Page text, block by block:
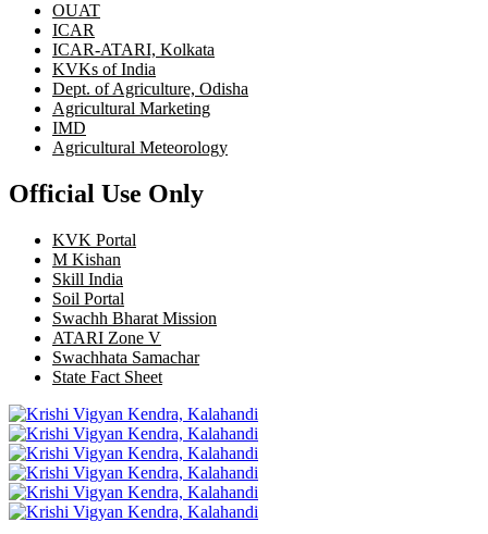
OUAT
ICAR
ICAR-ATARI, Kolkata
KVKs of India
Dept. of Agriculture, Odisha
Agricultural Marketing
IMD
Agricultural Meteorology
Official Use Only
KVK Portal
M Kishan
Skill India
Soil Portal
Swachh Bharat Mission
ATARI Zone V
Swachhata Samachar
State Fact Sheet